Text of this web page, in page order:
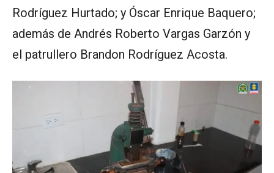
Rodríguez Hurtado; y Óscar Enrique Baquero;
además de Andrés Roberto Vargas Garzón y
el patrullero Brandon Rodríguez Acosta.